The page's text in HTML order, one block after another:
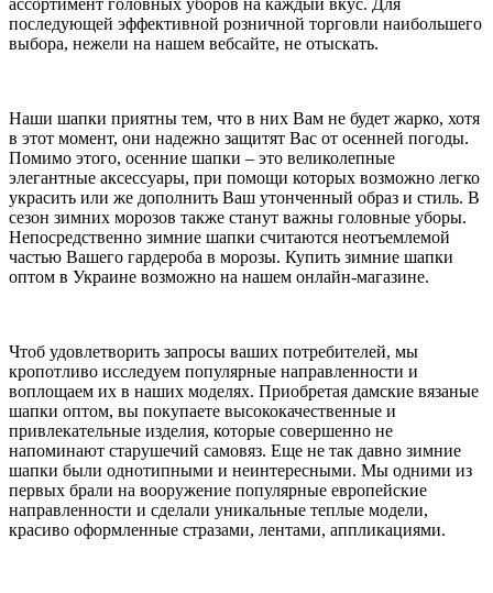
последующей эффективной розничной торговли наибольшего
выбора, нежели на нашем вебсайте, не отыскать.
Наши шапки приятны тем, что в них Вам не будет жарко, хотя
в этот момент, они надежно защитят Вас от осенней погоды.
Помимо этого, осенние шапки – это великолепные
элегантные аксессуары, при помощи которых возможно легко
украсить или же дополнить Ваш утонченный образ и стиль. В
сезон зимних морозов также станут важны головные уборы.
Непосредственно зимние шапки считаются неотъемлемой
частью Вашего гардероба в морозы. Купить зимние шапки
оптом в Украине возможно на нашем онлайн-магазине.
Чтоб удовлетворить запросы ваших потребителей, мы
кропотливо исследуем популярные направленности и
воплощаем их в наших моделях. Приобретая дамские вязаные
шапки оптом, вы покупаете высококачественные и
привлекательные изделия, которые совершенно не
напоминают старушечий самовяз. Еще не так давно зимние
шапки были однотипными и неинтересными. Мы одними из
первых брали на вооружение популярные европейские
направленности и сделали уникальные теплые модели,
красиво оформленные стразами, лентами, аппликациями.